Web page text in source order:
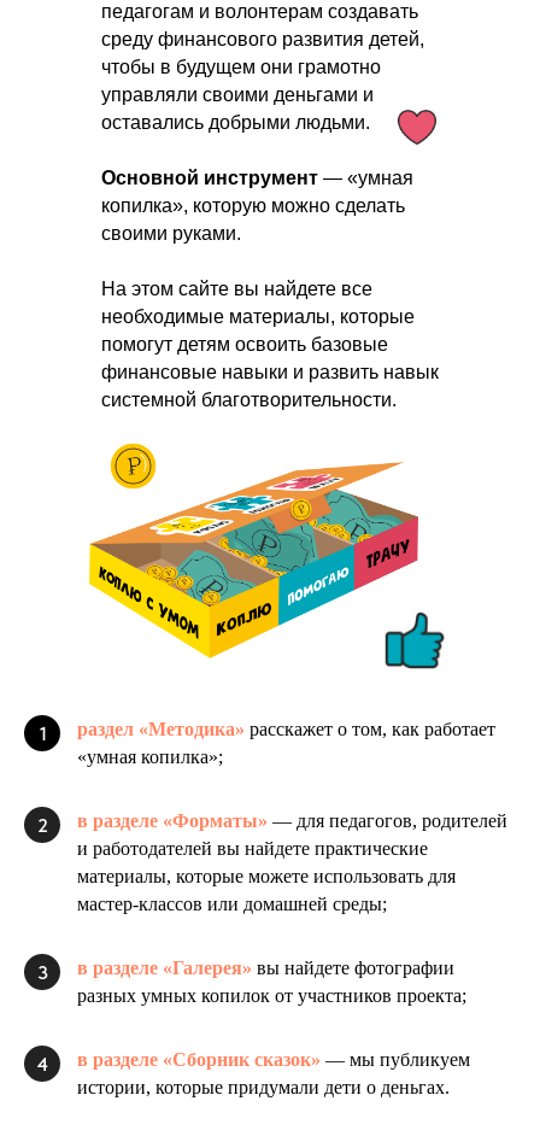
педагогам и волонтерам создавать
среду финансового развития детей,
чтобы в будущем они грамотно
управляли своими деньгами и
оставались добрыми людьми.
Основной инструмент — «умная
копилка», которую можно сделать
своими руками.
На этом сайте вы найдете все
необходимые материалы, которые
помогут детям освоить базовые
финансовые навыки и развить навык
системной благотворительности.
1 раздел «Методика» расскажет о том, как работает
«умная копилка»;
2 в разделе «Форматы» — для педагогов, родителей
и работодателей вы найдете практические
материалы, которые можете использовать для
мастер-классов или домашней среды;
3 в разделе «Галерея» вы найдете фотографии
разных умных копилок от участников проекта;
4 в разделе «Сборник сказок» — мы публикуем
истории, которые придумали дети о деньгах.